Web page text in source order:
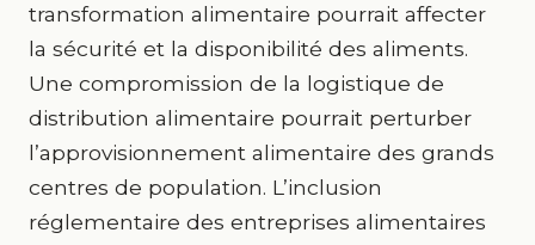
transformation alimentaire pourrait affecter
la sécurité et la disponibilité des aliments.
Une compromission de la logistique de
distribution alimentaire pourrait perturber
l’approvisionnement alimentaire des grands
centres de population. L’inclusion
réglementaire des entreprises alimentaires